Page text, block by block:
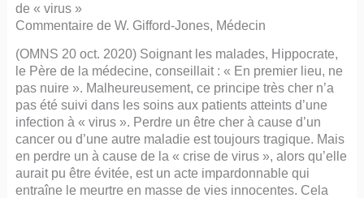
de « virus »
Commentaire de W. Gifford-Jones, Médecin
(OMNS 20 oct. 2020) Soignant les malades, Hippocrate,
le Père de la médecine, conseillait : « En premier lieu, ne
pas nuire ». Malheureusement, ce principe très cher n’a
pas été suivi dans les soins aux patients atteints d’une
infection à « virus ». Perdre un être cher à cause d’un
cancer ou d’une autre maladie est toujours tragique. Mais
en perdre un à cause de la « crise de virus », alors qu’elle
aurait pu être évitée, est un acte impardonnable qui
entraîne le meurtre en masse de vies innocentes. Cela